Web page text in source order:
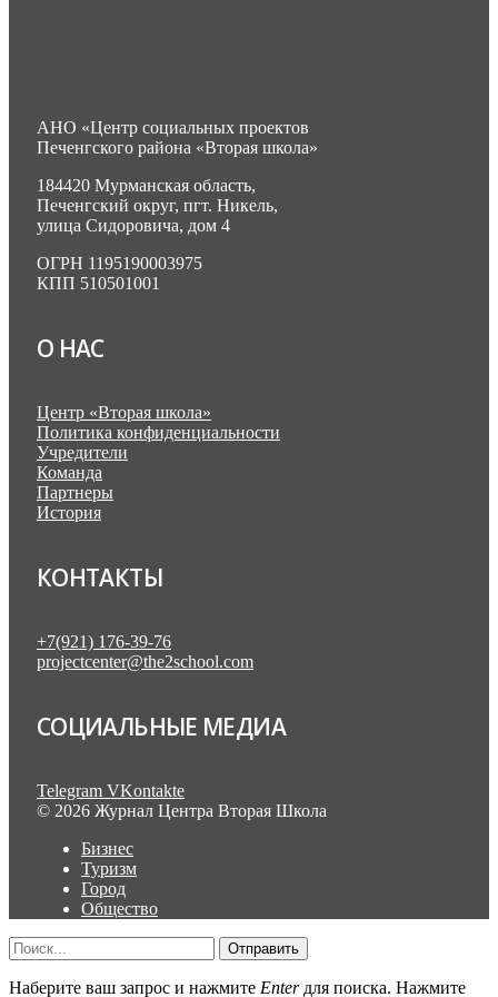
АНО «Центр социальных проектов
Печенгского района «Вторая школа»
184420 Мурманская область,
Печенгский округ, пгт. Никель,
улица Сидоровича, дом 4
ОГРН 1195190003975
КПП 510501001
О НАС
Центр «Вторая школа»
Политика конфиденциальности
Учредители
Команда
Партнеры
История
КОНТАКТЫ
+7(921) 176-39-76
projectcenter@the2school.com
СОЦИАЛЬНЫЕ МЕДИА
Telegram VKontakte
© 2026 Журнал Центра Вторая Школа
Бизнес
Туризм
Город
Общество
Отправить
Наберите ваш запрос и нажмите Enterдля поиска. Нажмите